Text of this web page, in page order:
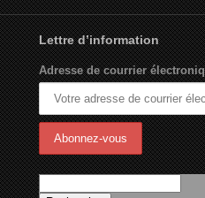
Lettre d’information
Adresse de courrier